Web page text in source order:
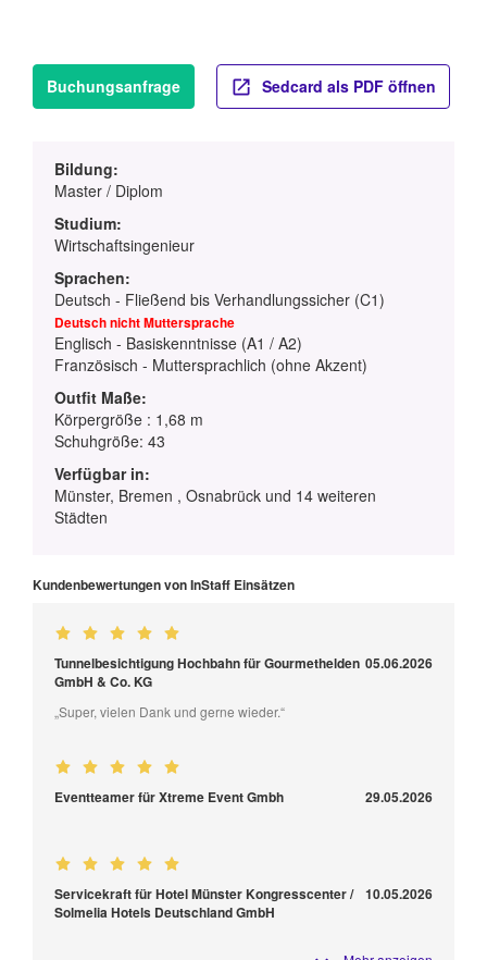
Buchungsanfrage Sedcard als PDF öffnen
Bildung:
Master / Diplom
Studium:
Wirtschaftsingenieur
Sprachen:
Deutsch - Fließend bis Verhandlungssicher (C1)
Deutsch nicht Muttersprache
Englisch - Basiskenntnisse (A1 / A2)
Französisch - Muttersprachlich (ohne Akzent)
Outfit Maße:
Körpergröße : 1,68 m
Schuhgröße: 43
Verfügbar in:
Münster, Bremen , Osnabrück und 14 weiteren
Städten
Kundenbewertungen von InStaff Einsätzen
Tunnelbesichtigung Hochbahn für Gourmethelden
GmbH & Co. KG
05.06.2026
„Super, vielen Dank und gerne wieder.“
Eventteamer für Xtreme Event Gmbh 29.05.2026
Servicekraft für Hotel Münster Kongresscenter /
Solmelia Hotels Deutschland GmbH
10.05.2026